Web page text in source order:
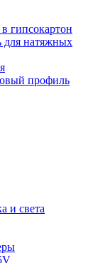
гипсокартон
натяжных
профиль
и света